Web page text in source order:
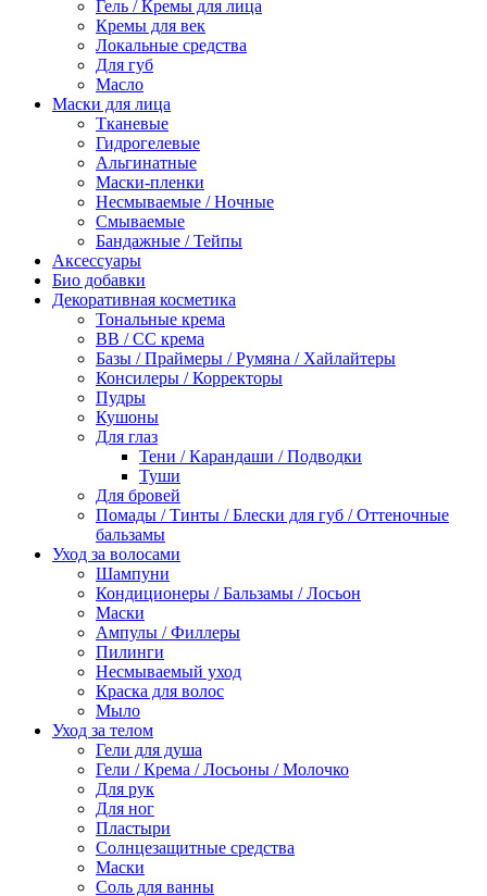
Гель / Кремы для лица
Кремы для век
Локальные средства
Для губ
Масло
Маски для лица
Тканевые
Гидрогелевые
Альгинатные
Маски-пленки
Несмываемые / Ночные
Смываемые
Бандажные / Тейпы
Аксессуары
Био добавки
Декоративная косметика
Тональные крема
BB / СС крема
Базы / Праймеры / Румяна / Хайлайтеры
Консилеры / Корректоры
Пудры
Кушоны
Для глаз
Тени / Карандаши / Подводки
Туши
Для бровей
Помады / Тинты / Блески для губ / Оттеночные
бальзамы
Уход за волосами
Шампуни
Кондиционеры / Бальзамы / Лосьон
Маски
Ампулы / Филлеры
Пилинги
Несмываемый уход
Краска для волос
Мыло
Уход за телом
Гели для душа
Гели / Крема / Лосьоны / Молочко
Для рук
Для ног
Пластыри
Солнцезащитные средства
Маски
Соль для ванны